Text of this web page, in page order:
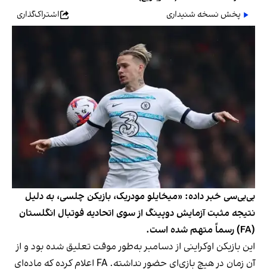
پخش نسخه شنیداری
اشتراک‌گذاری
بی‌بی‌سی خبر داده: «میخایلو مودریک، بازیکن چلسی، به دلیل
نتیجه مثبت آزمایش دوپینگ از سوی اتحادیه فوتبال انگلستان
(FA) رسماً متهم شده است.
این بازیکن اوکراینی از دسامبر به‌طور موقت تعلیق شده بود و از
آن زمان در هیچ بازی‌ای حضور نداشته. FA اعلام کرده که ماده‌ای